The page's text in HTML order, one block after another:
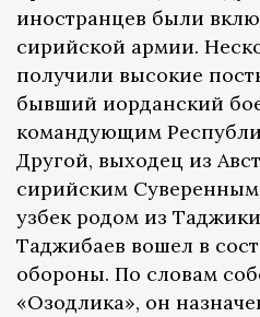
иностранцев были
сирийской армии.
получили высокие
бывший иорданский
командующим
Другой, выходец из
сирийским
узбек родом из
Таджибаев вошел в
обороны. По словам
«Озодлика», он